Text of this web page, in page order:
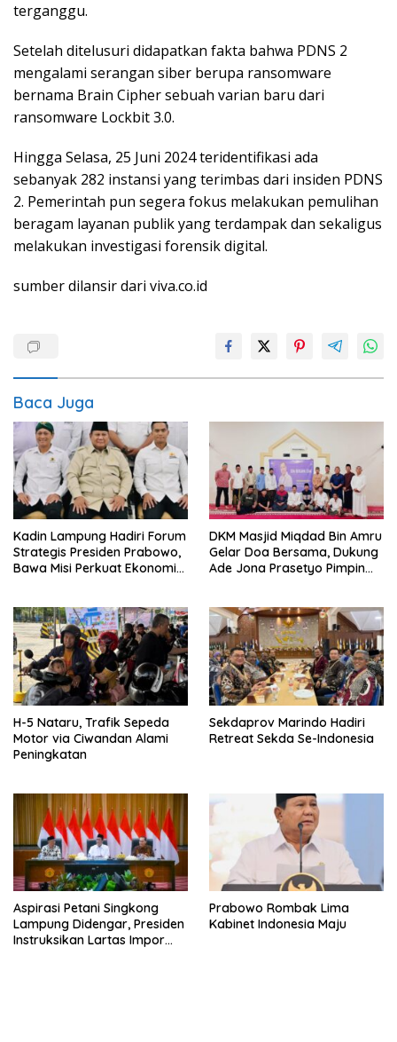
terganggu.
Setelah ditelusuri didapatkan fakta bahwa PDNS 2
mengalami serangan siber berupa ransomware
bernama Brain Cipher sebuah varian baru dari
ransomware Lockbit 3.0.
Hingga Selasa, 25 Juni 2024 teridentifikasi ada
sebanyak 282 instansi yang terimbas dari insiden PDNS
2. Pemerintah pun segera fokus melakukan pemulihan
beragam layanan publik yang terdampak dan sekaligus
melakukan investigasi forensik digital.
sumber dilansir dari viva.co.id
Baca Juga
Kadin Lampung Hadiri Forum
Strategis Presiden Prabowo,
Bawa Misi Perkuat Ekonomi
DKM Masjid Miqdad Bin Amru
Gelar Doa Bersama, Dukung
Ade Jona Prasetyo Pimpin
H-5 Nataru, Trafik Sepeda
Motor via Ciwandan Alami
Peningkatan
Sekdaprov Marindo Hadiri
Retreat Sekda Se-Indonesia
Aspirasi Petani Singkong
Lampung Didengar, Presiden
Instruksikan Lartas Impor
Prabowo Rombak Lima
Kabinet Indonesia Maju